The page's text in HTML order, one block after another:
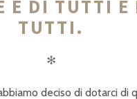
È DI TUTTI E
TUTTI.
✻
deciso di dotarci di